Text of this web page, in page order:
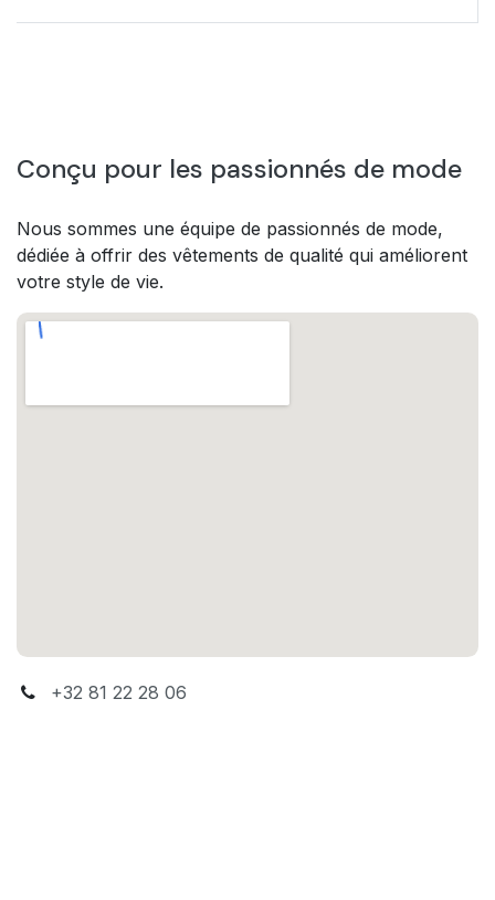
Conçu pour les passionnés de mode
Nous sommes une équipe de passionnés de mode,
dédiée à offrir des vêtements de qualité qui améliorent
votre style de vie.
+32 81 22 28 06